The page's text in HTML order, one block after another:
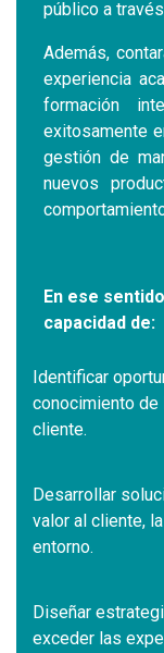
público a
Además,
experiencia
formación
exitosamente
gestión de
nuevos
En ese
capacidad de:
Identificar
conocimiento de
cliente.
Desarrollar
valor al cliente,
entorno.
Diseñar
exceder las